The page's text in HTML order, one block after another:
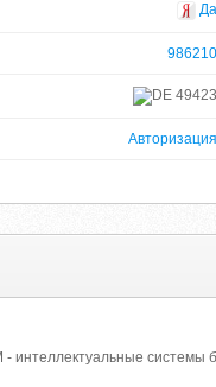
Да
986210
49423
Авторизация
- интеллектуальные